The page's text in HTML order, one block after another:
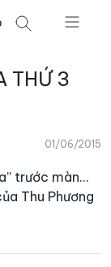
THỨ 3
01/06/2015
trước màn…
Thu Phương